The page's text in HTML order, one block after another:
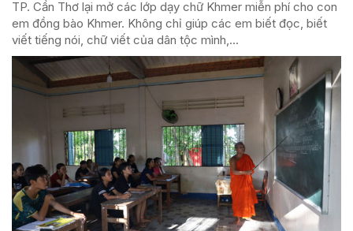
TP. Cần Thơ lại mở các lớp dạy chữ Khmer miễn phí cho con
em đồng bào Khmer. Không chỉ giúp các em biết đọc, biết
viết tiếng nói, chữ viết của dân tộc mình,...